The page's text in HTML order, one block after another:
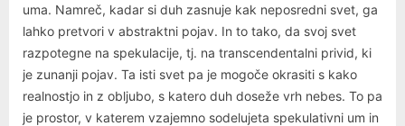
uma. Namreč, kadar si duh zasnuje kak neposredni svet, ga
lahko pretvori v abstraktni pojav. In to tako, da svoj svet
razpotegne na spekulacije, tj. na transcendentalni privid, ki
je zunanji pojav. Ta isti svet pa je mogoče okrasiti s kako
realnostjo in z obljubo, s katero duh doseže vrh nebes. To pa
je prostor, v katerem vzajemno sodelujeta spekulativni um in